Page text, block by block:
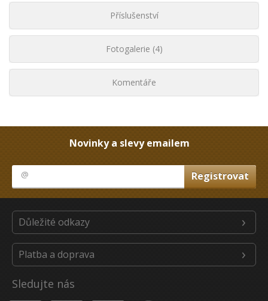
Příslušenství
Fotogalerie (4)
Komentáře
Novinky a slevy emailem
Důležité odkazy
Platba a doprava
Sledujte nás